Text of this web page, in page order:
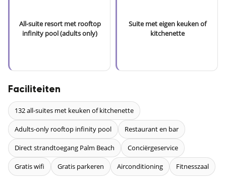
All-suite resort met rooftop
infinity pool (adults only)
Suite met eigen keuken of
kitchenette
Faciliteiten
132 all-suites met keuken of kitchenette
Adults-only rooftop infinity pool Restaurant en bar
Direct strandtoegang Palm Beach Conciërgeservice
Gratis wifi Gratis parkeren Airconditioning Fitnesszaal